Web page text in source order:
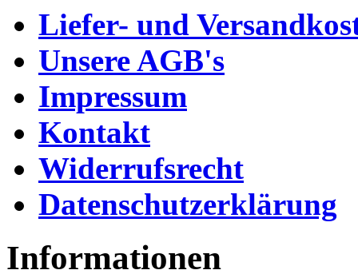
Liefer- und
Unsere AGB's
Impressum
Kontakt
Widerrufsrecht
Datenschutzerklärung
Informationen